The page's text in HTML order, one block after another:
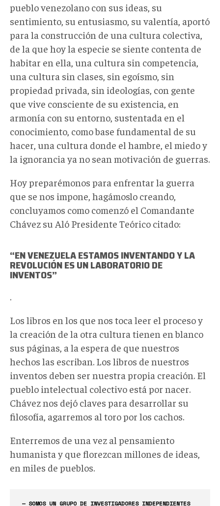
pueblo venezolano con sus ideas, su
sentimiento, su entusiasmo, su valentía, aportó
para la construcción de una cultura colectiva,
de la que hoy la especie se siente contenta de
habitar en ella, una cultura sin competencia,
una cultura sin clases, sin egoísmo, sin
propiedad privada, sin ideologías, con gente
que vive consciente de su existencia, en
armonía con su entorno, sustentada en el
conocimiento, como base fundamental de su
hacer, una cultura donde el hambre, el miedo y
la ignorancia ya no sean motivación de guerras.
Hoy preparémonos para enfrentar la guerra
que se nos impone, hagámoslo creando,
concluyamos como comenzó el Comandante
Chávez su Aló Presidente Teórico citado:
“EN VENEZUELA ESTAMOS INVENTANDO Y LA
REVOLUCIÓN ES UN LABORATORIO DE
INVENTOS”
.
Los libros en los que nos toca leer el proceso y
la creación de la otra cultura tienen en blanco
sus páginas, a la espera de que nuestros
hechos las escriban. Los libros de nuestros
inventos deben ser nuestra propia creación. El
pueblo intelectual colectivo está por nacer.
Chávez nos dejó claves para desarrollar su
filosofía, agarremos al toro por los cachos.
Enterremos de una vez al pensamiento
humanista y que florezcan millones de ideas,
en miles de pueblos.
— SOMOS UN GRUPO DE INVESTIGADORES INDEPENDIENTES